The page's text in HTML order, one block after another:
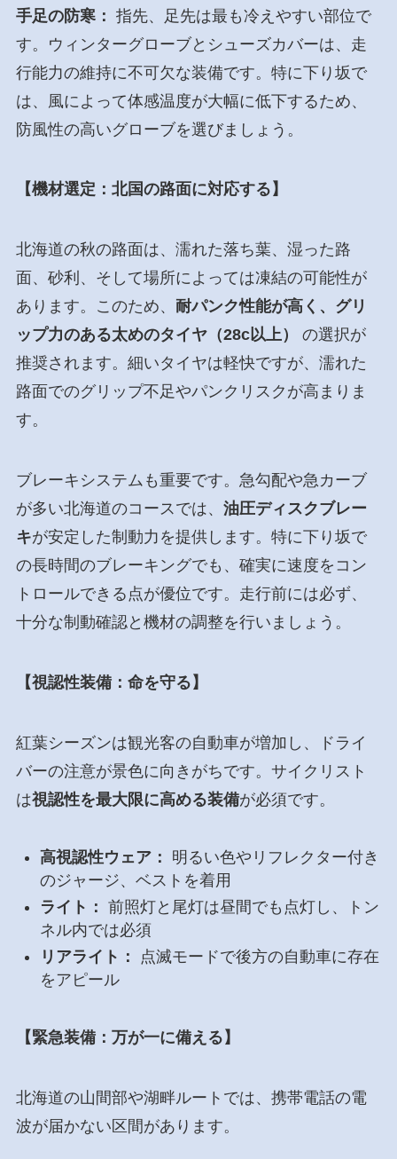
手足の防寒： 指先、足先は最も冷えやすい部位で
す。ウィンターグローブとシューズカバーは、走
行能力の維持に不可欠な装備です。特に下り坂で
は、風によって体感温度が大幅に低下するため、
防風性の高いグローブを選びましょう。
【機材選定：北国の路面に対応する】
北海道の秋の路面は、濡れた落ち葉、湿った路
面、砂利、そして場所によっては凍結の可能性が
あります。このため、 耐パンク性能が高く、グリ
ップ力のある太めのタイヤ（28c以上）
の選択が
推奨されます。細いタイヤは軽快ですが、濡れた
路面でのグリップ不足やパンクリスクが高まりま
す。
ブレーキシステムも重要です。急勾配や急カーブ
が多い北海道のコースでは、 油圧ディスクブレー
キが安定した制動力を提供します。特に下り坂で
の長時間のブレーキングでも、確実に速度をコン
トロールできる点が優位です。走行前には必ず、
十分な制動確認と機材の調整を行いましょう。
【視認性装備：命を守る】
紅葉シーズンは観光客の自動車が増加し、ドライ
バーの注意が景色に向きがちです。サイクリスト
は視認性を最大限に高める装備が必須です。
高視認性ウェア：
明るい色やリフレクター付き
のジャージ、ベストを着用
ライト： 前照灯と尾灯は昼間でも点灯し、トン
ネル内では必須
リアライト：
点滅モードで後方の自動車に存在
をアピール
【緊急装備：万が一に備える】
北海道の山間部や湖畔ルートでは、携帯電話の電
波が届かない区間があります。